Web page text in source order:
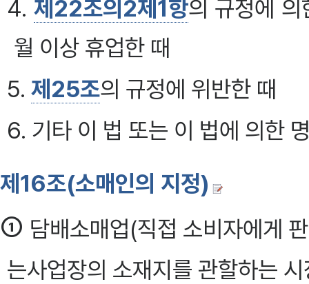
4. 제22조의2제1항의 규정에
월 이상 휴업한 때
5. 제25조의 규정에 위반한 때
6. 기타 이 법 또는 이 법에 의한
제16조(소매인의 지정)
① 담배소매업(직접 소비자에게
는사업장의 소재지를 관할하는